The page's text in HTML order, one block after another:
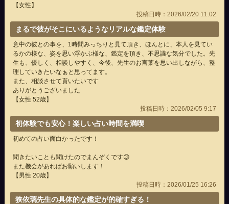
【女性】
投稿日時：2026/02/20 11:02
まるで彼がそこにいるようなリアルな鑑定体験
意中の彼との事を、1時間みっちりと見て頂き、ほんとに、本人を見てい
るかの様な、姿を思い浮かぶ様な、鑑定を頂き、不思議な気分でした。先
生も、優しく、相談しやすく、今後、先生のお言葉を思い出しながら、整
理していきたいなぁと思ってます。
また、相談させて貰いたいです
ありがとうございました
【女性 52歳】
投稿日時：2026/02/05 9:17
初体験でも安心！楽しい占い時間を満喫
初めての占い面白かったです！
聞きたいことも聞けたのでまんぞくです😊
また機会があればお願いします！
【男性 20歳】
投稿日時：2026/01/25 16:26
狭依璃先生の具体的な鑑定が的確すぎる！